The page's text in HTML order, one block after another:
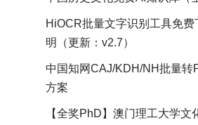
HiOCR批量文字识别工具免费
明（更新：v2.7）
中国知网CAJ/KDH/NH批量转
方案
【全奖PhD】澳门理工大学文